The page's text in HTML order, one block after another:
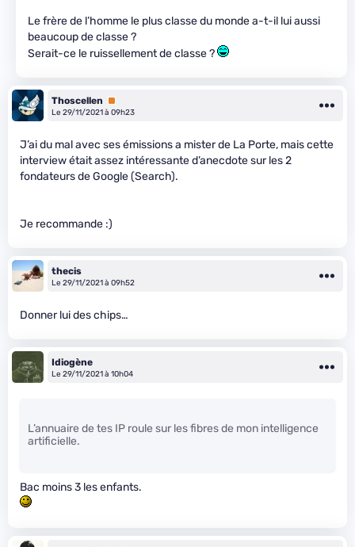
Le frère de l’homme le plus classe du monde a-t-il lui aussi
beaucoup de classe ?
Serait-ce le ruissellement de classe ?
Thoscellen
Premium
Le 29/11/2021 à 09h23
J’ai du mal avec ses émissions a mister de La Porte, mais cette
interview était assez intéressante d’anecdote sur les 2
fondateurs de Google (Search).
Je recommande :)
thecis
Le 29/11/2021 à 09h52
Donner lui des chips…
Idiogène
Le 29/11/2021 à 10h04
L’annuaire de tes IP roule sur les fibres de mon intelligence
artificielle.
Bac moins 3 les enfants.